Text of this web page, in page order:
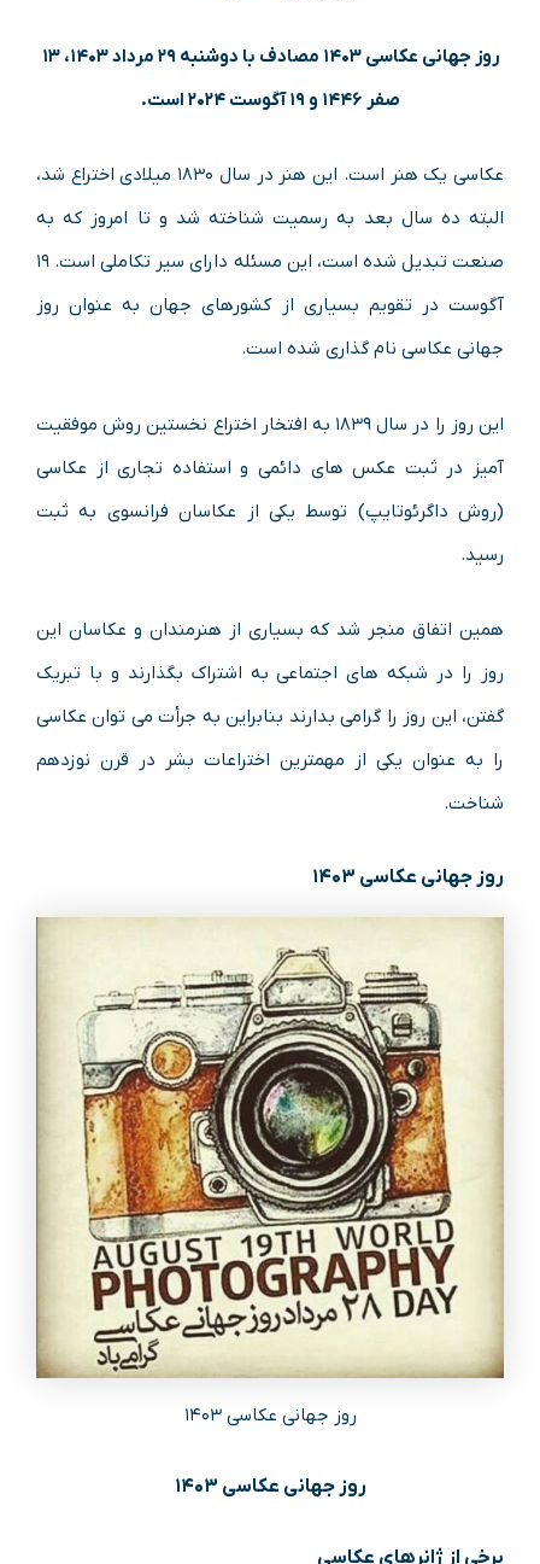
روز جهانی عکاسی ۱۴۰۳ مصادف با دوشنبه ۲۹ مرداد ۱۴۰۳، ۱۳
صفر ۱۴۴۶ و ۱۹ آگوست ۲۰۲۴ است.
عکاسی یک هنر است. این هنر در سال ۱۸۳۰ میلادی اختراع شد،
البته ده سال بعد به رسمیت شناخته شد و تا امروز که به
صنعت تبدیل شده است، این مسئله دارای سیر تکاملی است. ۱۹
آگوست در تقویم بسیاری از کشورهای جهان به عنوان روز
جهانی عکاسی نام گذاری شده است.
این روز را در سال ۱۸۳۹ به افتخار اختراع نخستین روش موفقیت
آمیز در ثبت عکس های دائمی و استفاده تجاری از عکاسی
(روش داگرئوتایپ) توسط یکی از عکاسان فرانسوی به ثبت
رسید.
همین اتفاق منجر شد که بسیاری از هنرمندان و عکاسان این
روز را در شبکه های اجتماعی به اشتراک بگذارند و با تبریک
گفتن، این روز را گرامی بدارند بنابراین به جرأت می توان عکاسی
را به عنوان یکی از مهمترین اختراعات بشر در قرن نوزدهم
شناخت.
روز جهانی عکاسی ۱۴۰۳
روز جهانی عکاسی ۱۴۰۳
روز جهانی عکاسی ۱۴۰۳
برخی از ژانرهای عکاسی